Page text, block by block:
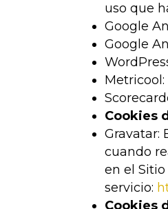
uso que
Google
Google
Metricool:
Cookies
Gravatar:
cuando
en el
servicio:
Cookies